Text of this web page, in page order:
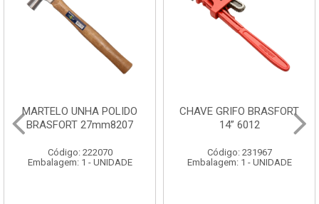
MARTELO UNHA POLIDO
BRASFORT 27mm8207
Código: 222070
Embalagem: 1 - UNIDADE
CHAVE GRIFO BRASFORT
14” 6012
Código: 231967
Embalagem: 1 - UNIDADE